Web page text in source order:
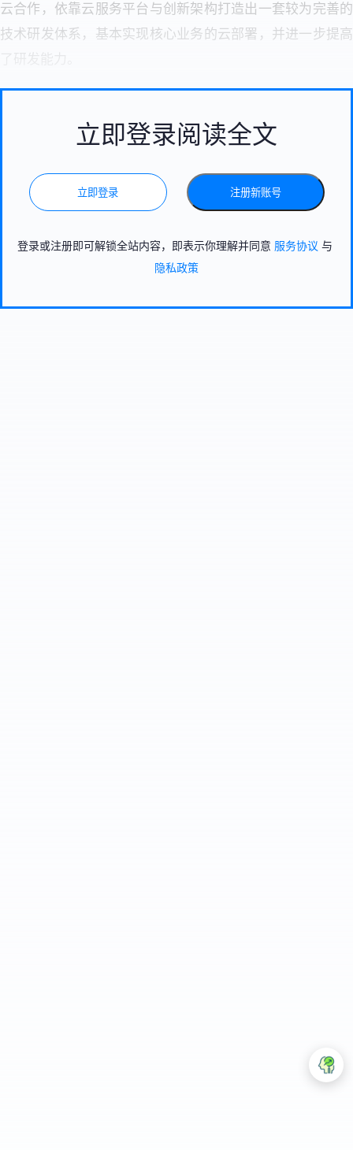
云合作，依靠云服务平台与创新架构打造出一套较为完善的
技术研发体系，基本实现核心业务的云部署，并进一步提高
立即登录阅读全文
立即登录 注册新账号
登录或注册即可解锁全站内容，即表示你理解并同意 服务协议 与
隐私政策